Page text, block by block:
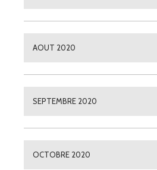
AOUT 2020
SEPTEMBRE 2020
OCTOBRE 2020